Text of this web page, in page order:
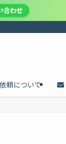
合わせ
セスの共有で、
頼について